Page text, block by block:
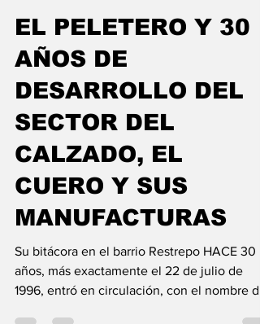
EL PELETERO Y 30
AÑOS DE
DESARROLLO DEL
SECTOR DEL
CALZADO, EL
CUERO Y SUS
MANUFACTURAS
Su bitácora en el barrio Restrepo HACE 30
años, más exactamente el 22 de julio de
1996, entró en circulación, con el nombre de